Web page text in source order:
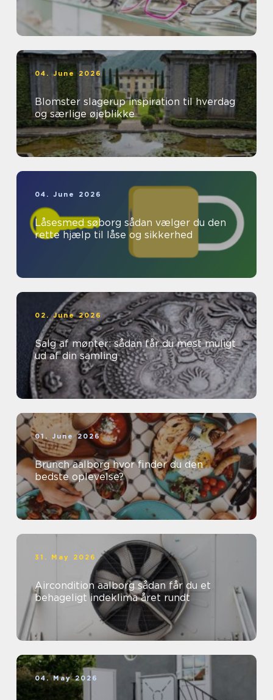
04. June 2026
Blomster slagerup inspiration til hverdag
og særlige øjeblikke
04. June 2026
Låsesmed søborg sådan vælger du den
rette hjælp til låse og sikkerhed
02. June 2026
Salg af mønter: sådan får du mest muligt
ud af din samling
01. June 2026
Brunch aalborg hvor finder du den
bedste oplevelse?
31. May 2026
Aircondition aalborg sådan får du et
behageligt indeklima året rundt
04. May 2026